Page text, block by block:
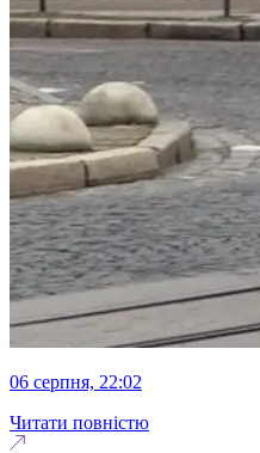
06 серпня, 22:02
Читати повністю